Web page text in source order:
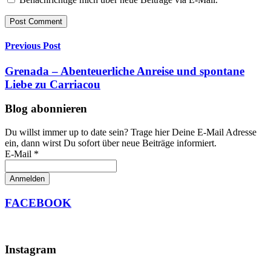
Previous Post
Grenada – Abenteuerliche Anreise und spontane
Liebe zu Carriacou
Blog abonnieren
Du willst immer up to date sein? Trage hier Deine E-Mail Adresse
ein, dann wirst Du sofort über neue Beiträge informiert.
E-Mail *
FACEBOOK
Instagram